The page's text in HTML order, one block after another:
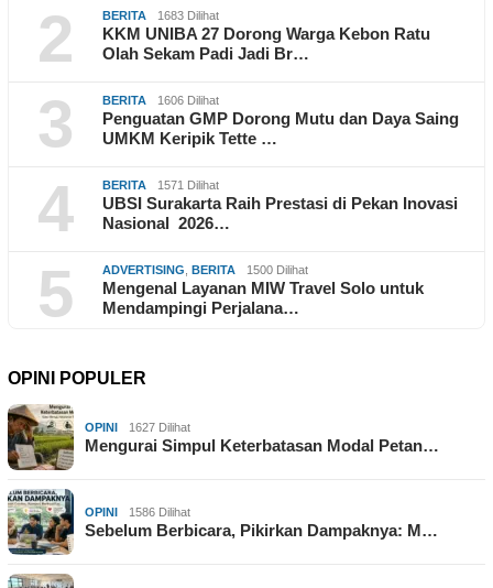
2 BERITA 1683 Dilihat
KKM UNIBA 27 Dorong Warga Kebon Ratu
Olah Sekam Padi Jadi Br…
3 BERITA 1606 Dilihat
Penguatan GMP Dorong Mutu dan Daya Saing
UMKM Keripik Tette …
4 BERITA 1571 Dilihat
UBSI Surakarta Raih Prestasi di Pekan Inovasi
Nasional 2026…
5 ADVERTISING BERITA 1500 Dilihat
Mengenal Layanan MIW Travel Solo untuk
Mendampingi Perjalana…
OPINI POPULER
OPINI 1627 Dilihat
Mengurai Simpul Keterbatasan Modal Petan…
OPINI 1586 Dilihat
Sebelum Berbicara, Pikirkan Dampaknya: M…